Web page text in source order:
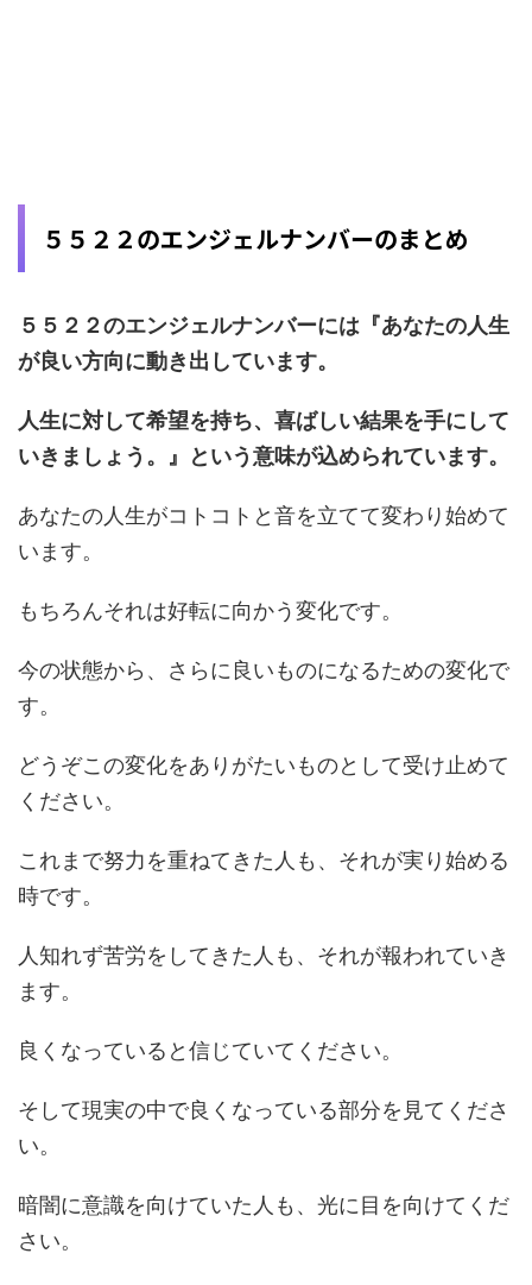
５５２２のエンジェルナンバーのまとめ
５５２２のエンジェルナンバーには『あなたの人生
が良い方向に動き出しています。
人生に対して希望を持ち、喜ばしい結果を手にして
いきましょう。』という意味が込められています。
あなたの人生がコトコトと音を立てて変わり始めて
います。
もちろんそれは好転に向かう変化です。
今の状態から、さらに良いものになるための変化で
す。
どうぞこの変化をありがたいものとして受け止めて
ください。
これまで努力を重ねてきた人も、それが実り始める
時です。
人知れず苦労をしてきた人も、それが報われていき
ます。
良くなっていると信じていてください。
そして現実の中で良くなっている部分を見てくださ
い。
暗闇に意識を向けていた人も、光に目を向けてくだ
さい。